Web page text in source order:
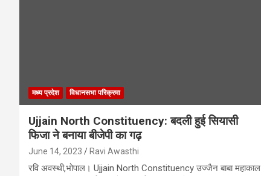
मध्य प्रदेश विधानसभा परिक्रमा
Ujjain North Constituency: बदली हुई सियासी
फिजा ने बनाया बीजेपी का गढ़
June 14, 2023 Ravi Awasthi
रवि अवस्थी,भोपाल। Ujjain North Constituency उज्जैन बाबा महाकाल